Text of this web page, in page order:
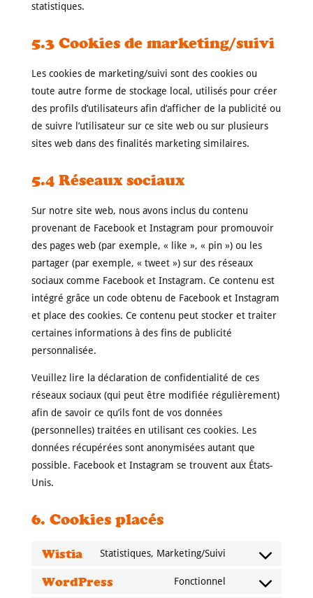
statistiques.
5.3 Cookies de marketing/suivi
Les cookies de marketing/suivi sont des cookies ou
toute autre forme de stockage local, utilisés pour créer
des profils d’utilisateurs afin d’afficher de la publicité ou
de suivre l’utilisateur sur ce site web ou sur plusieurs
sites web dans des finalités marketing similaires.
5.4 Réseaux sociaux
Sur notre site web, nous avons inclus du contenu
provenant de Facebook et Instagram pour promouvoir
des pages web (par exemple, « like », « pin ») ou les
partager (par exemple, « tweet ») sur des réseaux
sociaux comme Facebook et Instagram. Ce contenu est
intégré grâce un code obtenu de Facebook et Instagram
et place des cookies. Ce contenu peut stocker et traiter
certaines informations à des fins de publicité
personnalisée.
Veuillez lire la déclaration de confidentialité de ces
réseaux sociaux (qui peut être modifiée régulièrement)
afin de savoir ce qu’ils font de vos données
(personnelles) traitées en utilisant ces cookies. Les
données récupérées sont anonymisées autant que
possible. Facebook et Instagram se trouvent aux États-
Unis.
6. Cookies placés
Wistia Statistiques, Marketing/Suivi
Consent
WordPress Fonctionnel
Consent